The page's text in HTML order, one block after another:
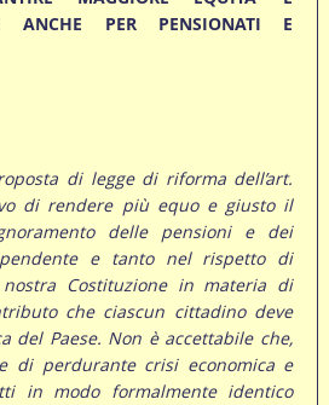
ANCHE PER PENSIONATI E
di legge di riforma dell’art.
di rendere più equo e giusto il
delle pensioni e dei
e tanto nel rispetto di
Costituzione in materia di
che ciascun cittadino deve
del Paese. Non è accettabile che,
di perdurante crisi economica e
in modo formalmente identico